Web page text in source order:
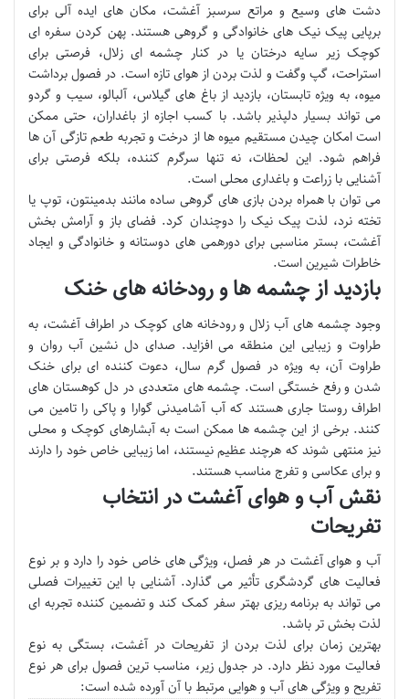
دشت های وسیع و مراتع سرسبز آغشت، مکان های ایده آلی برای
برپایی پیک نیک های خانوادگی و گروهی هستند. پهن کردن سفره ای
کوچک زیر سایه درختان یا در کنار چشمه ای زلال، فرصتی برای
استراحت، گپ وگفت و لذت بردن از هوای تازه است. در فصول برداشت
میوه، به ویژه تابستان، بازدید از باغ های گیلاس، آلبالو، سیب و گردو
می تواند بسیار دلپذیر باشد. با کسب اجازه از باغداران، حتی ممکن
است امکان چیدن مستقیم میوه ها از درخت و تجربه طعم تازگی آن ها
فراهم شود. این لحظات، نه تنها سرگرم کننده، بلکه فرصتی برای
آشنایی با زراعت و باغداری محلی است.
می توان با همراه بردن بازی های گروهی ساده مانند بدمینتون، توپ یا
تخته نرد، لذت پیک نیک را دوچندان کرد. فضای باز و آرامش بخش
آغشت، بستر مناسبی برای دورهمی های دوستانه و خانوادگی و ایجاد
خاطرات شیرین است.
بازدید از چشمه ها و رودخانه های خنک
وجود چشمه های آب زلال و رودخانه های کوچک در اطراف آغشت، به
طراوت و زیبایی این منطقه می افزاید. صدای دل نشین آب روان و
طراوت آن، به ویژه در فصول گرم سال، دعوت کننده ای برای خنک
شدن و رفع خستگی است. چشمه های متعددی در دل کوهستان های
اطراف روستا جاری هستند که آب آشامیدنی گوارا و پاکی را تامین می
کنند. برخی از این چشمه ها ممکن است به آبشارهای کوچک و محلی
نیز منتهی شوند که هرچند عظیم نیستند، اما زیبایی خاص خود را دارند
و برای عکاسی و تفرج مناسب هستند.
نقش آب و هوای آغشت در انتخاب
تفریحات
آب و هوای آغشت در هر فصل، ویژگی های خاص خود را دارد و بر نوع
فعالیت های گردشگری تأثیر می گذارد. آشنایی با این تغییرات فصلی
می تواند به برنامه ریزی بهتر سفر کمک کند و تضمین کننده تجربه ای
لذت بخش تر باشد.
بهترین زمان برای لذت بردن از تفریحات در آغشت، بستگی به نوع
فعالیت مورد نظر دارد. در جدول زیر، مناسب ترین فصول برای هر نوع
تفریح و ویژگی های آب و هوایی مرتبط با آن آورده شده است: